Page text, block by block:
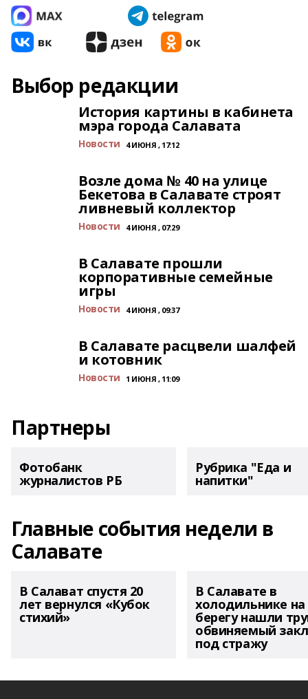
Выбор редакции
История картины в кабинета
мэра города Салавата
Новости 4 ИЮНЯ , 17:12
Возле дома № 40 на улице
Бекетова в Салавате строят
ливневый коллектор
Новости 4 ИЮНЯ , 07:29
В Салавате прошли
корпоративные семейные
игры
Новости 4 ИЮНЯ , 09:37
В Салавате расцвели шалфей
и котовник
Новости 1 ИЮНЯ , 11:09
Партнеры
Фотобанк
журналистов РБ
Рубрика "Еда и
напитки"
Главные события недели в
Салавате
В Салават спустя 20
лет вернулся «Кубок
стихий»
В Салавате в
холодильнике на
берегу нашли
обвиняемый
под стражу